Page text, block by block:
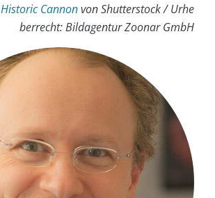
Historic Cannonvon Shutterstock / Urhe
berrecht: Bildagentur Zoonar GmbH